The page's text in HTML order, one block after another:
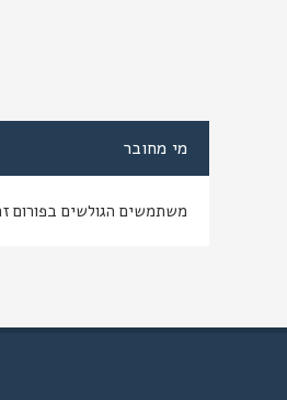
מי מחובר
משתמשים הגולשים בפורום